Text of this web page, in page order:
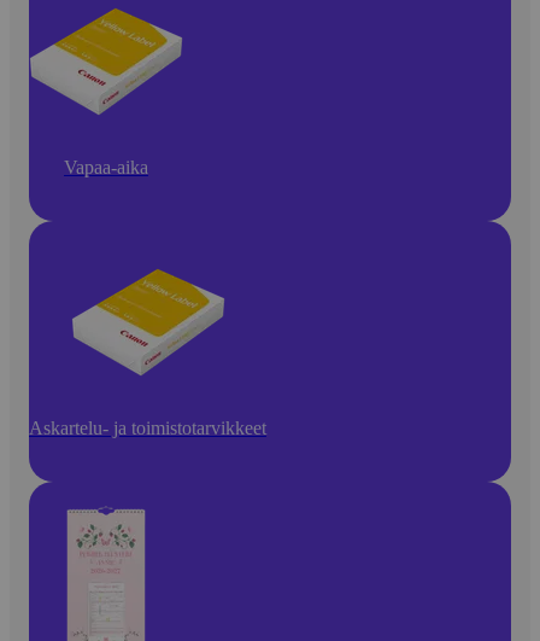
Vapaa-aika
Askartelu- ja toimistotarvikkeet